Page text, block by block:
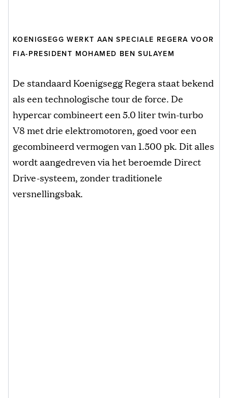
KOENIGSEGG WERKT AAN SPECIALE REGERA VOOR
FIA-PRESIDENT MOHAMED BEN SULAYEM
De standaard Koenigsegg Regera staat bekend
als een technologische tour de force. De
hypercar combineert een 5.0 liter twin-turbo
V8 met drie elektromotoren, goed voor een
gecombineerd vermogen van 1.500 pk. Dit alles
wordt aangedreven via het beroemde Direct
Drive-systeem, zonder traditionele
versnellingsbak.